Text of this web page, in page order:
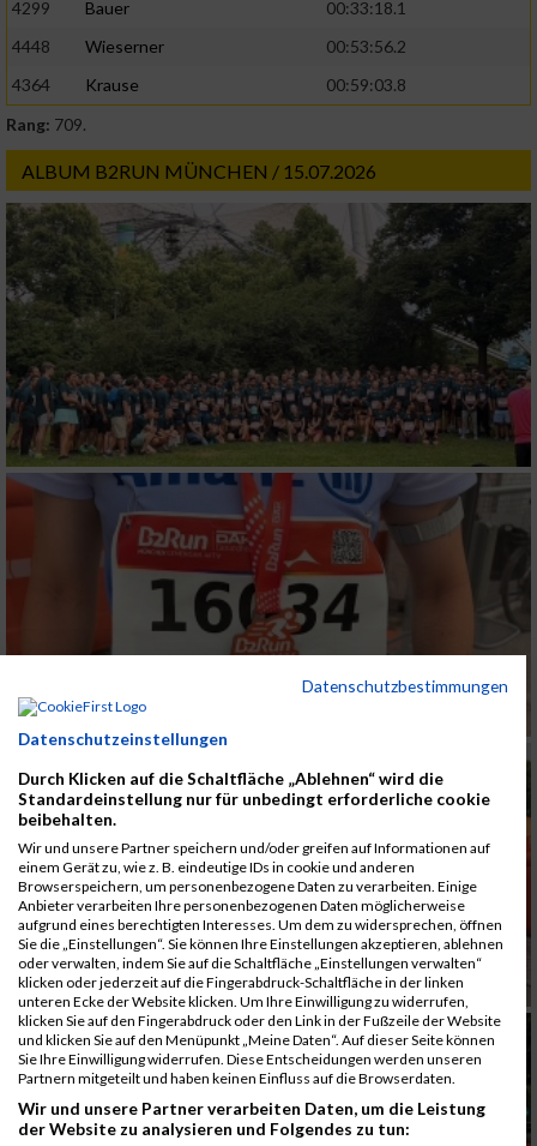
4299
Bauer
00:33:18.1
4448
Wieserner
00:53:56.2
4364
Krause
00:59:03.8
Rang: 709.
ALBUM B2RUN MÜNCHEN / 15.07.2026
Datenschutzbestimmungen
Datenschutzeinstellungen
Durch Klicken auf die Schaltfläche „Ablehnen“ wird die
Standardeinstellung nur für unbedingt erforderliche cookie
beibehalten.
Wir und unsere Partner speichern und/oder greifen auf Informationen auf
einem Gerät zu, wie z. B. eindeutige IDs in cookie und anderen
Browserspeichern, um personenbezogene Daten zu verarbeiten. Einige
Anbieter verarbeiten Ihre personenbezogenen Daten möglicherweise
aufgrund eines berechtigten Interesses. Um dem zu widersprechen, öffnen
Sie die „Einstellungen“. Sie können Ihre Einstellungen akzeptieren, ablehnen
oder verwalten, indem Sie auf die Schaltfläche „Einstellungen verwalten“
klicken oder jederzeit auf die Fingerabdruck-Schaltfläche in der linken
unteren Ecke der Website klicken. Um Ihre Einwilligung zu widerrufen,
klicken Sie auf den Fingerabdruck oder den Link in der Fußzeile der Website
und klicken Sie auf den Menüpunkt „Meine Daten“. Auf dieser Seite können
Sie Ihre Einwilligung widerrufen. Diese Entscheidungen werden unseren
Partnern mitgeteilt und haben keinen Einfluss auf die Browserdaten.
Wir und unsere Partner verarbeiten Daten, um die Leistung
der Website zu analysieren und Folgendes zu tun: